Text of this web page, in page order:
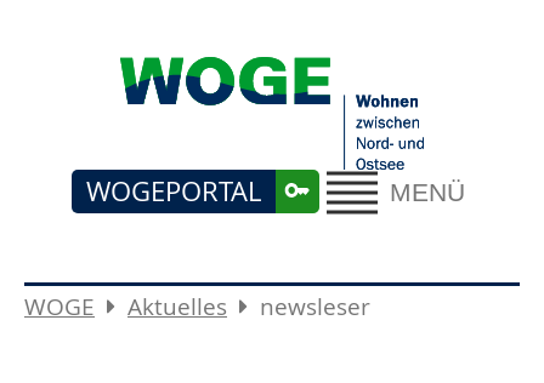
MENÜ
WOGEPORTAL
WOGE Aktuelles newsleser